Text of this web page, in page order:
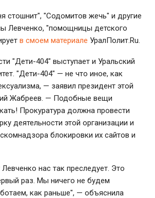
стошнит", "Содомитов жечь" и другие
Левченко, "помощницы детского
в смоем материале УралПолит.Ru.
"Дети-404" выступает и Уральский
"Дети-404" — не что иное, как
— заявил президент этой
Жабреев. — Подобные вещи
Прокуратура должна провести
деятельности этой организации и
блокировки их сайтов и
нас так преследует. Это
раз. Мы ничего не будем
как раньше", — объяснила